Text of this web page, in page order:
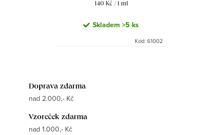
Měrná
140 Kč / 1 ml
Skladem >5 ks
Kód: 61002
Doprava zdarma
nad 2.000,- Kč
Vzoreček zdarma
nad 1.000,- Kč